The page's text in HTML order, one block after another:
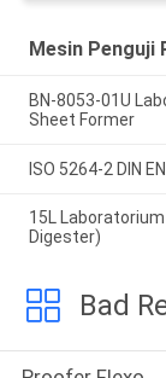
Mesin Penguji
BN-8053-01U
Sheet Former
ISO 5264-2 DIN
15L
Digester)
Bad